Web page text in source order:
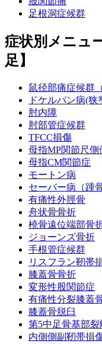
足根洞症候群
症状別メニュ
足】
鼠径部痛症候群
ドケルバン病(狭
肘内障
肘部管症候群
TFCC損傷
母指MP関節尺
母指CM関節症
モートン病
セーバー病（踵
有痛性外脛骨
舟状骨骨折
橈骨遠位端部骨
ジョーンズ骨折
手根管症候群
リスフラン靭帯
膝蓋骨骨折
変形性股関節症
有痛性分裂膝蓋
膝蓋骨脱臼
第5中足骨基部裂
内側側副靭帯損